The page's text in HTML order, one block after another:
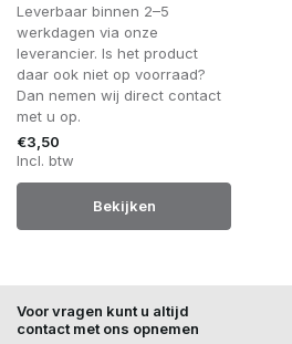
Leverbaar binnen 2–5
werkdagen via onze
leverancier. Is het product
daar ook niet op voorraad?
Dan nemen wij direct contact
met u op.
€3,50
Incl. btw
Bekijken
Voor vragen kunt u altijd
contact met ons opnemen